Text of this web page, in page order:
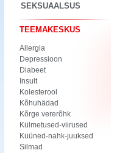
SEKSUAALSUS
TEEMAKESKUS
Allergia
Depressioon
Diabeet
Insult
Kolesterool
Kõhuhädad
Kõrge vererõhk
Külmetused-viirused
Küüned-nahk-juuksed
Silmad